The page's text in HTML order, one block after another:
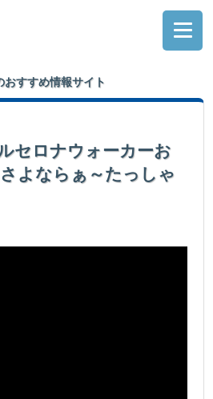
すすめ情報サイト
セロナウォーカーお
よならぁ～たっしゃ